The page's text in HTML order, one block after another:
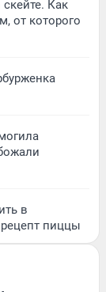
Как
от которого
в
пиццы